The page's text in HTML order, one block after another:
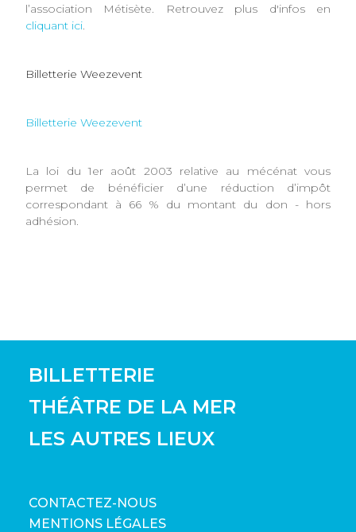
l’association Métisète. Retrouvez plus d'infos en
cliquant ici.
Billetterie Weezevent
Billetterie Weezevent
La loi du 1er août 2003 relative au mécénat vous
permet de bénéficier d’une réduction d’impôt
correspondant à 66 % du montant du don - hors
adhésion.
BILLETTERIE
THÉÂTRE DE LA MER
LES AUTRES LIEUX
CONTACTEZ-NOUS
MENTIONS LÉGALES